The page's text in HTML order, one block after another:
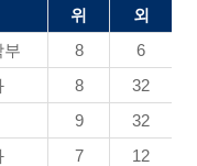
위
외
부 8
6
8
32
9
32
7
12